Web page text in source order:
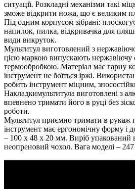
ситуації. Розкладні механізми такі
зможе відкрити ножа, що є великим
Під одним корпусом зібрані:
напилок, пилка, відкривачка для
види викруток.
Мультитул виготовлений з
цією маркою випускають нержавіючу
термообробкою. Матеріал має гарну
інструмент не боїться іржі.
робить інструмент міцним,
Накладкимультитула виготовлені з
впевнено тримати його в руці без
роботи.
Мультитул приємно тримати в рукаж
інструмент має ергономічну форму і
– 100 х 48 х 20 мм. Виріб упакований
неопреновий чохол. Вага моделі – 247